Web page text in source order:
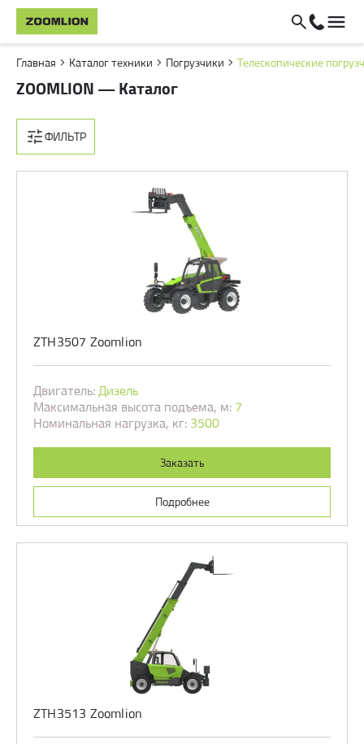
Главная Каталог техники Погрузчики Телескопические
ZOOMLION — Каталог
ФИЛЬТР
ZTH3507 Zoomlion
Двигатель:Дизель
Максимальная высота подъема, м: 7
Номинальная нагрузка, кг: 3500
Заказать
Подробнее
ZTH3513 Zoomlion